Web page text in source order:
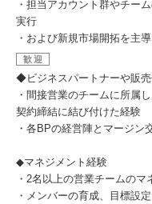
・担当アカウント群やチー
実行
・および新規市場開拓を主
歓迎
◆ビジネスパートナーや販
・間接営業のチームに所属
契約締結に結び付けた経験
・各BPの経営陣とマージン
◆マネジメント経験
・2名以上の営業チームのマ
・メンバーの育成、目標設